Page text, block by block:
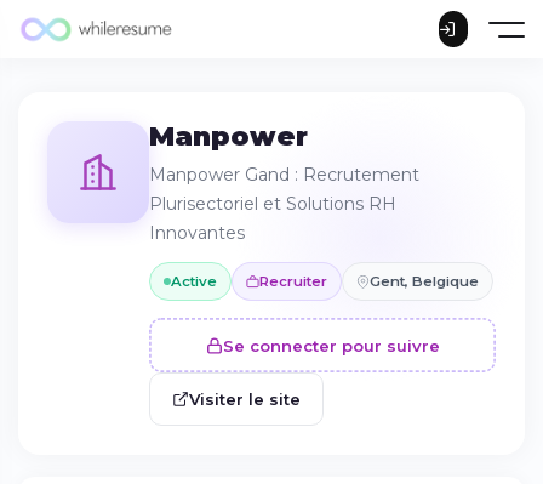
Manpower
Manpower Gand : Recrutement
Plurisectoriel et Solutions RH
Innovantes
Active Recruiter Gent, Belgique
Se connecter pour suivre
Visiter le site